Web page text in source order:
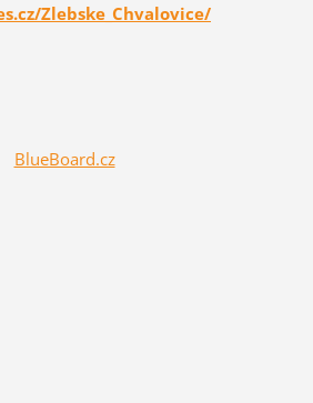
Zlebske_Chvalovice/
BlueBoard.cz